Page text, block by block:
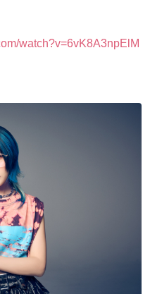
watch?v=6vK8A3npElM